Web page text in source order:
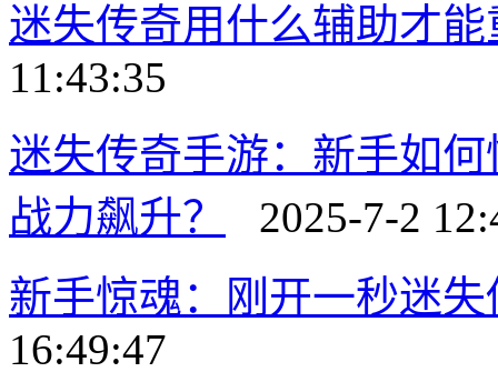
迷失传奇用什么辅助才
11:43:35
迷失传奇手游：新手如
战力飙升？
2025-7-2
新手惊魂：刚开一秒迷
16:49:47